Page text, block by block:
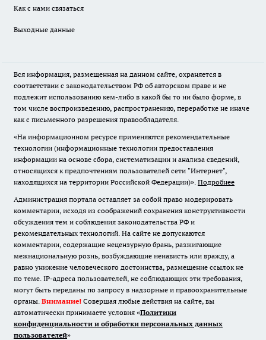
Как с нами связаться
Выходные данные
Вся информация, размещенная на данном сайте, охраняется в
соответствии с законодательством РФ об авторском праве и не
подлежит использованию кем-либо в какой бы то ни было форме, в
том числе воспроизведению, распространению, переработке не иначе
как с письменного разрешения правообладателя.
«На информационном ресурсе применяются рекомендательные
технологии (информационные технологии предоставления
информации на основе сбора, систематизации и анализа сведений,
относящихся к предпочтениям пользователей сети "Интернет",
находящихся на территории Российской Федерации)». Подробнее
Администрация портала оставляет за собой право модерировать
комментарии, исходя из соображений сохранения конструктивности
обсуждения тем и соблюдения законодательства РФ и
рекомендательных технологий. На сайте не допускаются
комментарии, содержащие нецензурную брань, разжигающие
межнациональную рознь, возбуждающие ненависть или вражду, а
равно унижение человеческого достоинства, размещение ссылок не
по теме. IP-адреса пользователей, не соблюдающих эти требования,
могут быть переданы по запросу в надзорные и правоохранительные
органы. Внимание! Совершая любые действия на сайте, вы
автоматически принимаете условия «Политики
конфиденциальности и обработки персональных данных
пользователей»